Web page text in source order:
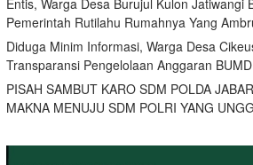
Entis, Warga Desa Burujul Kulon Jatiwangi
Pemerintah Rutilahu Rumahnya Yang
Diduga Minim Informasi, Warga Desa
Transparansi Pengelolaan Anggaran
PISAH SAMBUT KARO SDM POLDA
MAKNA MENUJU SDM POLRI YANG